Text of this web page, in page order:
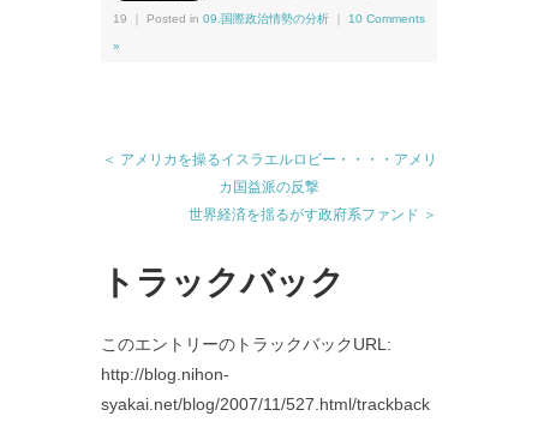
19 ｜ Posted in 09.国際政治情勢の分析 10 Comments
»
＜ アメリカを操るイスラエルロビー・・・・アメリ
カ国益派の反撃
世界経済を揺るがす政府系ファンド ＞
トラックバック
このエントリーのトラックバックURL:
http://blog.nihon-
syakai.net/blog/2007/11/527.html/trackback